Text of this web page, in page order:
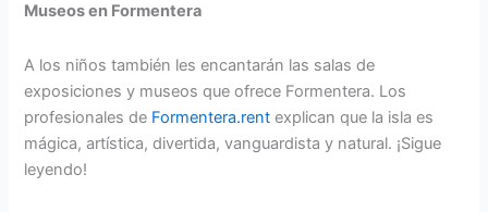
Museos en Formentera
A los niños también les encantarán las salas de
exposiciones y museos que ofrece Formentera. Los
profesionales de Formentera.rent explican que la isla es
mágica, artística, divertida, vanguardista y natural. ¡Sigue
leyendo!